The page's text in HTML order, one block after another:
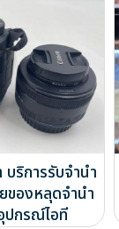
บริการรับจำนำ
ของหลุดจำนำ
ปกรณ์ไอที